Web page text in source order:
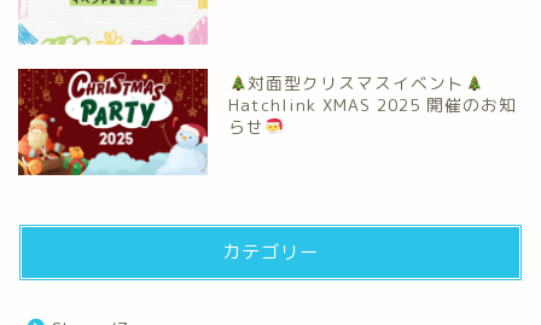
対面型クリスマスイベント
Hatchlink XMAS 2025 開催のお知
らせ
カテゴリー